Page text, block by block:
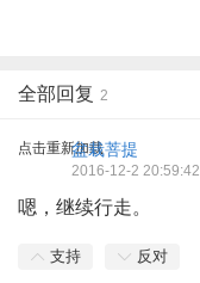
全部回复 2
点击重新加载盆栽菩提
2016-12-2 20:59:42
嗯，继续行走。
支持 反对